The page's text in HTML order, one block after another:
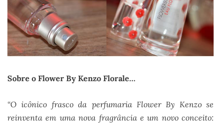
Sobre o Flower By Kenzo Florale…
“O icônico frasco da perfumaria Flower By Kenzo se
reinventa em uma nova fragrância e um novo conceito: